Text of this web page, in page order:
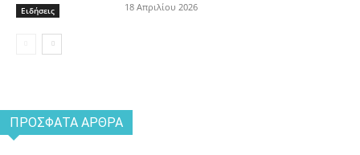
Ειδήσεις 18 Απριλίου 2026
ΠΡΌΣΦΑΤΑ ΆΡΘΡΑ